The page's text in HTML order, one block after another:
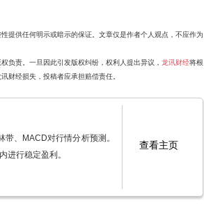
提供任何明示或暗示的保证。文章仅是作者个人观点，不应作为
负责。一旦因此引发版权纠纷，权利人提出异议， 龙讯财经将根
财经损失，投稿者应承担赔偿责任。
、MACD对行情分析预测。
进行稳定盈利。
查看主页